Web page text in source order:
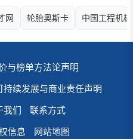
网 轮胎奥斯卡 中国工程机
与榜单方法论声明
持续发展与商业责任声明
我们 联系方式
信息 网站地图